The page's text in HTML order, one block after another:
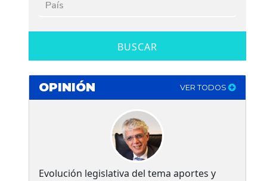
BUSCAR
OPINIÓN VER TODOS
Evolución legislativa del tema aportes y